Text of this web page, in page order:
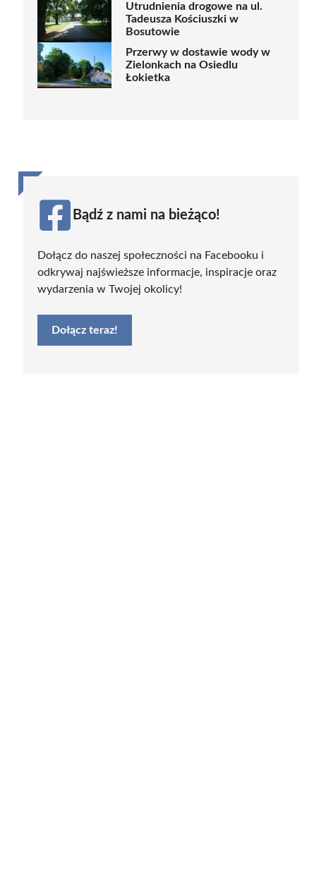
Utrudnienia drogowe na ul.
Tadeusza Kościuszki w
Bosutowie
Przerwy w dostawie wody w
Zielonkach na Osiedlu
Łokietka
Bądź z nami na bieżąco!
Dołącz do naszej społeczności na Facebooku i
odkrywaj najświeższe informacje, inspiracje oraz
wydarzenia w Twojej okolicy!
Dołącz teraz!